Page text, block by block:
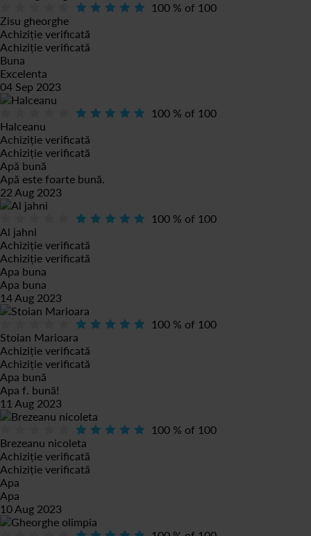
100 % of 100
Zisu gheorghe
Achiziție verificată
Achiziție verificată
Buna
Excelenta
04 Sep 2023
100 % of 100
Halceanu
Achiziție verificată
Achiziție verificată
Apă bună
Apă este foarte bună.
22 Aug 2023
100 % of 100
Al jahni
Achiziție verificată
Achiziție verificată
Apa buna
Apa buna
14 Aug 2023
100 % of 100
Stoian Marioara
Achiziție verificată
Achiziție verificată
Apa bună
Apa f. bună!
11 Aug 2023
100 % of 100
Brezeanu nicoleta
Achiziție verificată
Achiziție verificată
Apa
Apa
10 Aug 2023